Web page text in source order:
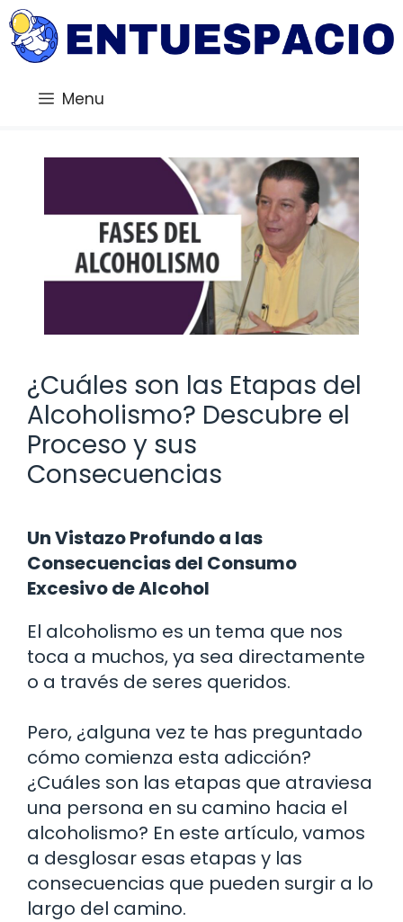
Saltar
al
contenido
Menu
¿Cuáles son las Etapas del
Alcoholismo? Descubre el
Proceso y sus
Consecuencias
Un Vistazo Profundo a las
Consecuencias del Consumo
Excesivo de Alcohol
El alcoholismo es un tema que nos
toca a muchos, ya sea directamente
o a través de seres queridos.
Pero, ¿alguna vez te has preguntado
cómo comienza esta adicción?
¿Cuáles son las etapas que atraviesa
una persona en su camino hacia el
alcoholismo? En este artículo, vamos
a desglosar esas etapas y las
consecuencias que pueden surgir a lo
largo del camino.